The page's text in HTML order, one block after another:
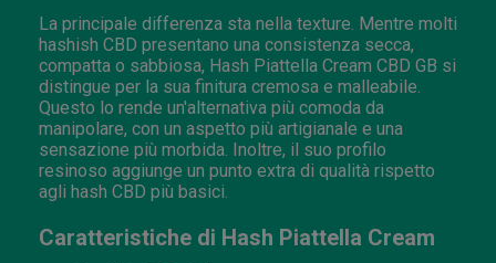
La principale differenza sta nella texture. Mentre molti
hashish CBD presentano una consistenza secca,
compatta o sabbiosa, Hash Piattella Cream CBD GB si
distingue per la sua finitura cremosa e malleabile.
Questo lo rende un'alternativa più comoda da
manipolare, con un aspetto più artigianale e una
sensazione più morbida. Inoltre, il suo profilo
resinoso aggiunge un punto extra di qualità rispetto
agli hash CBD più basici.
Caratteristiche di Hash Piattella Cream